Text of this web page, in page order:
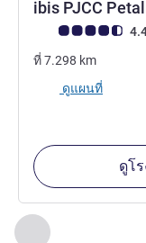
ก่อนหน้า - สถา
หน้า1 , สถา
ibis PJCC
คะแนนความคิดเห็น
ที่7.298 km
ดูแผนที่
ดูโ